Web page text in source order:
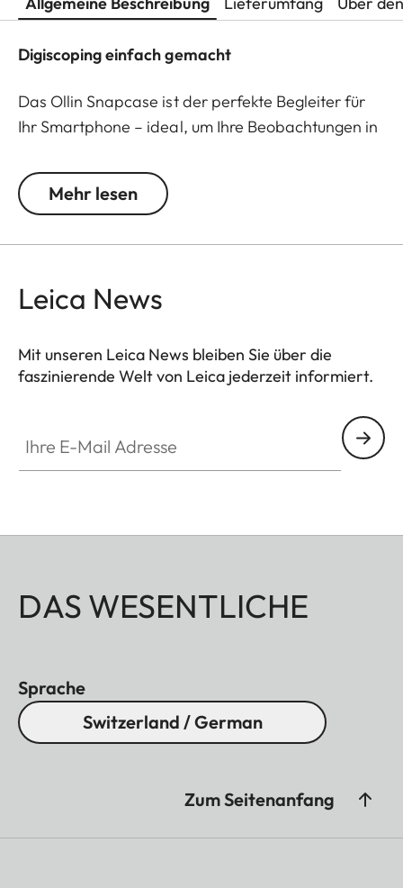
Digiscoping einfach gemacht
Das Ollin Snapcase ist der perfekte Begleiter für
Ihr Smartphone – ideal, um Ihre Beobachtungen in
Es schützt Ihr Smartphone vor Staub, Schmutz und
Stößen und sorgt gleichzeitig für eine schnelle und
Hauptkamera Ihres Smartphones positioniert und
selbstzentrierenden magnetischen Designs eine
einfache und stabile Befestigung an Ihrem Spektiv.
Mehr lesen
Leica News
Mit unseren Leica News bleiben Sie über die
faszinierende Welt von Leica jederzeit informiert.
DAS WESENTLICHE
Sprache
Switzerland / German
Zum Seitenanfang